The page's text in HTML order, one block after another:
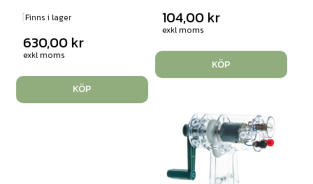
Finns i lager
630,00 kr
exkl moms
KÖP
104,00 kr
exkl moms
KÖP